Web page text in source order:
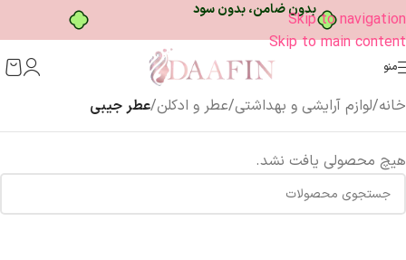
بدون ضامن، بدون سودSkip to navigation
Skip to main content
منو
خانه/لوازم آرایشی و بهداشتی/عطر و ادکلن/عطر جیبی
هیچ محصولی یافت نشد.